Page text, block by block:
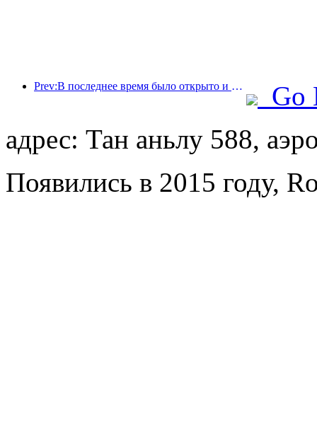
Prev:В последнее время было открыто и расширено множество международных маршрутов.
Go
адрес: Тан аньлу 588,
Появились в 2015 году,